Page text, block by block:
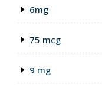
6mg
75 mcg
9 mg